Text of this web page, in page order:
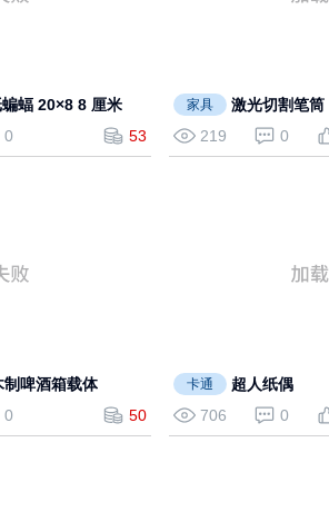
蝠 20×8 8 厘米
0 53
家具
激光切割笔筒
219
0
啤酒箱载体
0 50
卡通
超人纸偶
706
0